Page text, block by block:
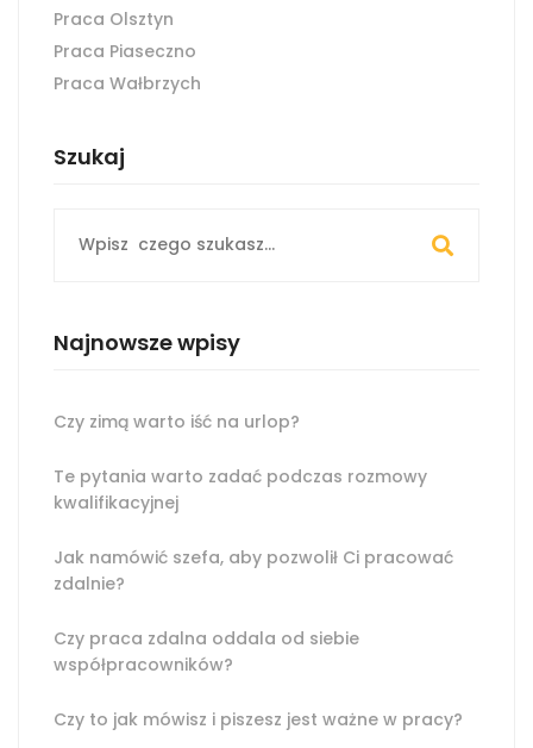
Praca Olsztyn
Praca Piaseczno
Praca Wałbrzych
Szukaj
for:
Najnowsze wpisy
Czy zimą warto iść na urlop?
Te pytania warto zadać podczas rozmowy
kwalifikacyjnej
Jak namówić szefa, aby pozwolił Ci pracować
zdalnie?
Czy praca zdalna oddala od siebie
współpracowników?
Czy to jak mówisz i piszesz jest ważne w pracy?